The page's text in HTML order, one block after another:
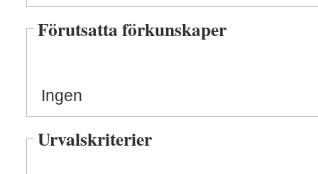
Förutsatta förkunskaper
Ingen
Urvalskriterier